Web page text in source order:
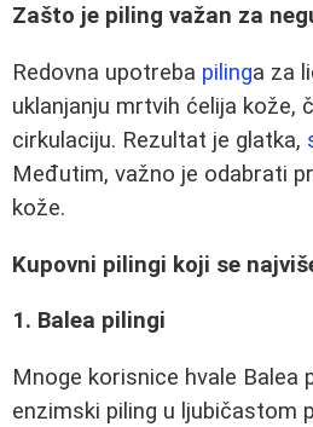
Zašto je piling važan za
Redovna upotreba pilinga za
uklanjanju mrtvih ćelija kože,
cirkulaciju. Rezultat je glatka,
Međutim, važno je odabrati
kože.
Kupovni pilingi koji se
1. Balea pilingi
Mnoge korisnice hvale Balea
enzimski piling u ljubičastom